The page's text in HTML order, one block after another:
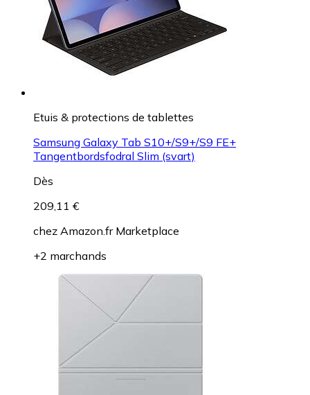
Etuis & protections de tablettes
Samsung Galaxy Tab S10+/S9+/S9 FE+
Tangentbordsfodral Slim (svart)
Dès
209,11 €
chez Amazon.fr Marketplace
+2 marchands